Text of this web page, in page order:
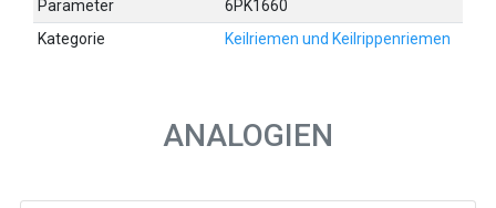
Parameter
6PK1660
Kategorie
Keilriemen und Keilrippenriemen
ANALOGIEN